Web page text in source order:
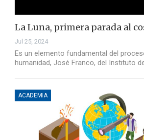
La Luna, primera parada al
Jul 25, 2024
Es un elemento fundamental del
humanidad, José Franco, del Instituto
ACADEMIA